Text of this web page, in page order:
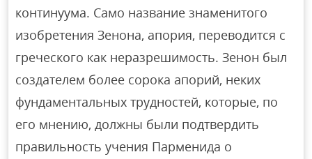
континуума. Само название знаменитого
изобретения Зенона, апория, переводится с
греческого как неразрешимость. Зенон был
создателем более сорока апорий, неких
фундаментальных трудностей, которые, по
его мнению, должны были подтвердить
правильность учения Парменида о